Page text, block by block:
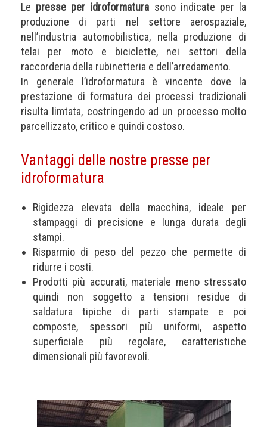
Le presse per idroformatura sono indicate per la
produzione di parti nel settore aerospaziale,
nell’industria automobilistica, nella produzione di
telai per moto e biciclette, nei settori della
raccorderia della rubinetteria e dell’arredamento.
In generale l’idroformatura è vincente dove la
prestazione di formatura dei processi tradizionali
risulta limtata, costringendo ad un processo molto
parcellizzato, critico e quindi costoso.
Vantaggi delle nostre presse per
idroformatura
Rigidezza elevata della macchina, ideale per
stampaggi di precisione e lunga durata degli
stampi.
Risparmio di peso del pezzo che permette di
ridurre i costi.
Prodotti più accurati, materiale meno stressato
quindi non soggetto a tensioni residue di
saldatura tipiche di parti stampate e poi
composte, spessori più uniformi, aspetto
superficiale più regolare, caratteristiche
dimensionali più favorevoli.